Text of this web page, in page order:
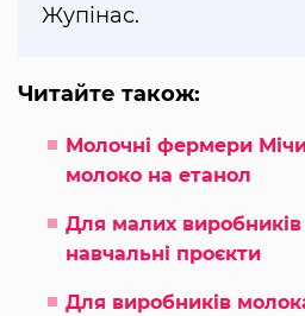
Жупінас.
Читайте також:
Молочні фермери
молоко на етанол
Для малих
навчальні проєкти
Для виробників